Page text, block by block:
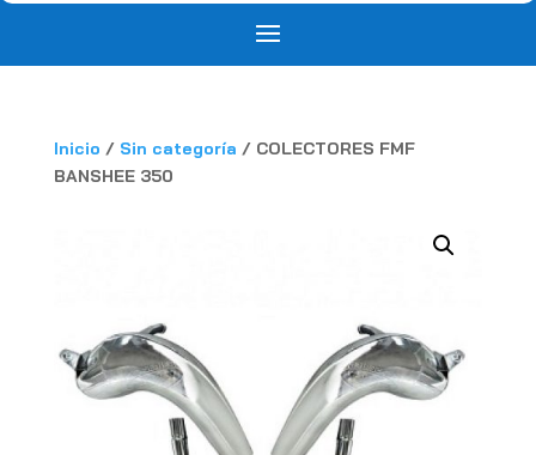
Inicio / Sin categoría / COLECTORES FMF
BANSHEE 350